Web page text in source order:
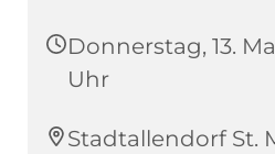
Donnerstag, 13.
Uhr
Stadtallendorf St.